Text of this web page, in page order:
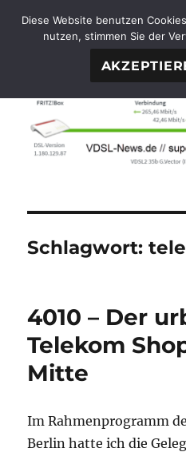
FTTH-News.de
Schlagwort:
4010 – Der
Telekom
Mitte
Im Rahmenprogramm
Berlin hatte ich die
Diese Website benutzen
nutzen, stimmen Sie der